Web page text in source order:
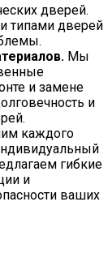
дверей.
типами дверей
Мы
и замене
и
каждого
гибкие
и
ваших